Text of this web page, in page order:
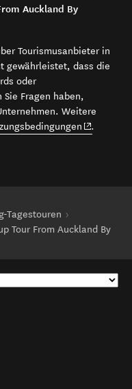
Auckland By
Tourismusanbieter in
gewährleistet, dass die
oder
Fragen haben,
Weitere
(opens in
.
Tagestouren
Tour From Auckland By